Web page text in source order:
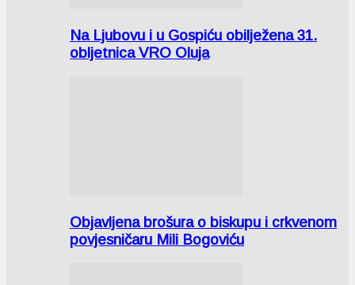
Na Ljubovu i u Gospiću obilježena 31.
obljetnica VRO Oluja
Objavljena brošura o biskupu i crkvenom
povjesničaru Mili Bogoviću